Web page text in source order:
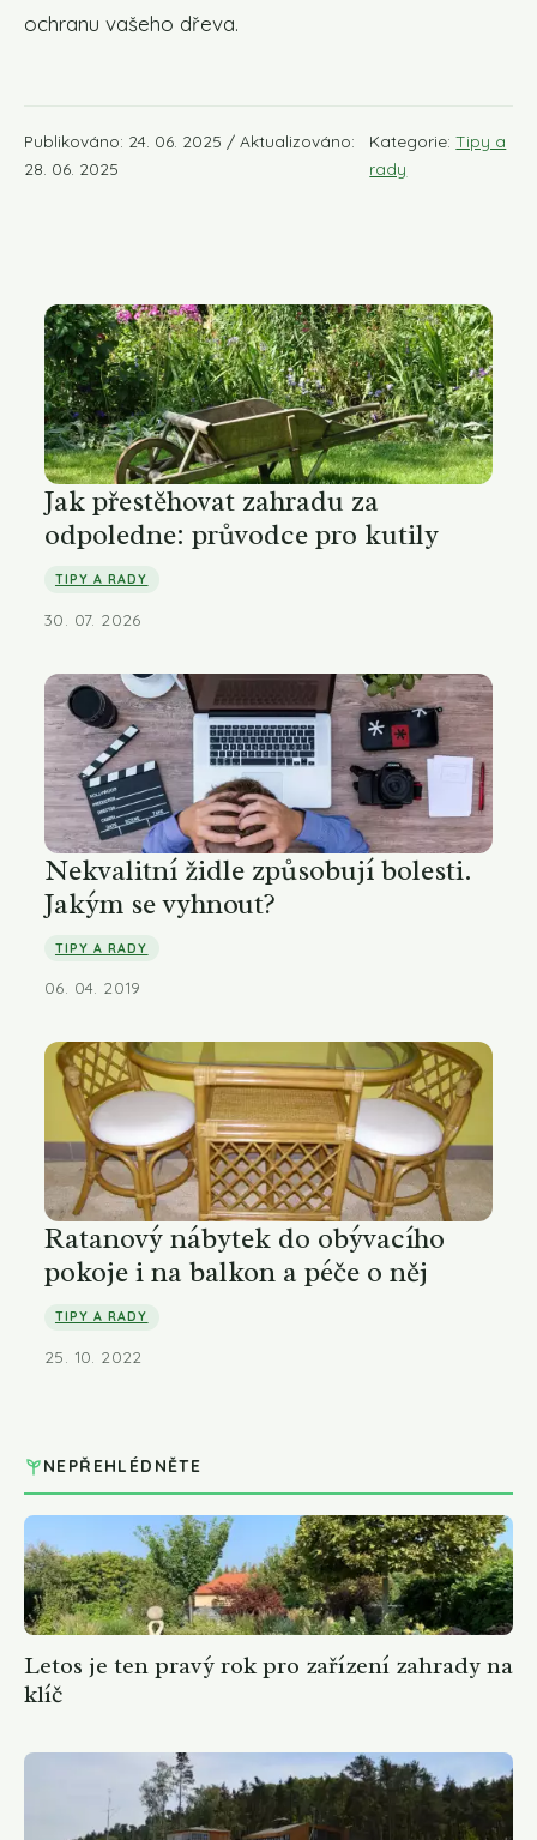
ochranu vašeho dřeva.
Publikováno: 24. 06. 2025 / Aktualizováno:
28. 06. 2025
Kategorie:Tipy a
rady
Jak přestěhovat zahradu za
odpoledne: průvodce pro kutily
TIPY A RADY
30. 07. 2026
Nekvalitní židle způsobují bolesti.
Jakým se vyhnout?
TIPY A RADY
06. 04. 2019
Ratanový nábytek do obývacího
pokoje i na balkon a péče o něj
TIPY A RADY
25. 10. 2022
NEPŘEHLÉDNĚTE
Letos je ten pravý rok pro zařízení zahrady na
klíč